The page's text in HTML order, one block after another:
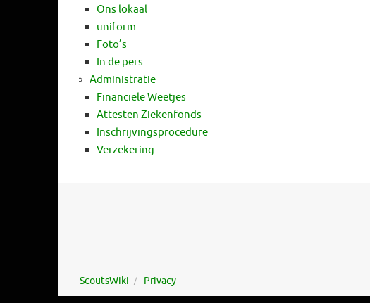
Ons lokaal
uniform
Foto’s
In de pers
Administratie
Financiële Weetjes
Attesten Ziekenfonds
Inschrijvingsprocedure
Verzekering
ScoutsWiki Privacy